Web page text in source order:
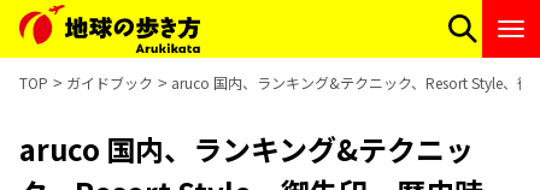
TOP ガイドブック aruco 国内、ランキング&テクニック、Resort Style、
aruco 国内、ランキング&テクニッ